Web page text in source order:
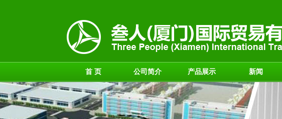
首 页 公司简介 产品展示 新闻